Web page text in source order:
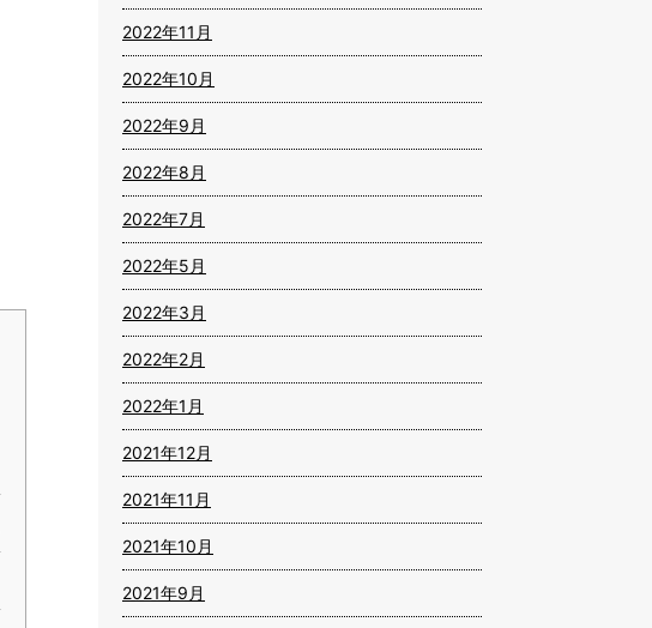
2022年11月
2022年10月
2022年9月
2022年8月
2022年7月
2022年5月
2022年3月
2022年2月
2022年1月
2021年12月
2021年11月
2021年10月
2021年9月